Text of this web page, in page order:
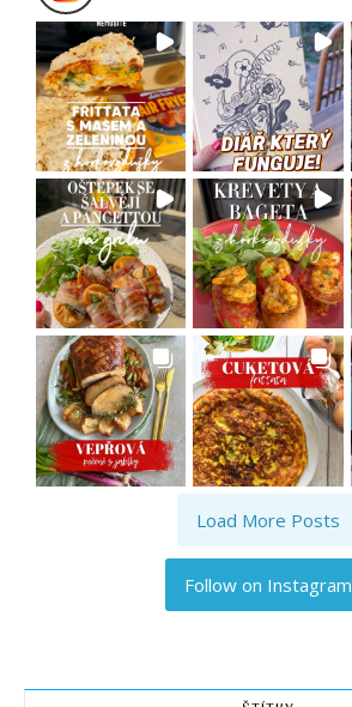
Load More Posts
Follow on Instagram